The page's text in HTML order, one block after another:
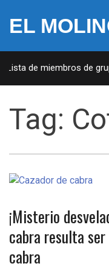
EL
de miembros de
Tag:
¡Misterio
cabra resulta
cabra